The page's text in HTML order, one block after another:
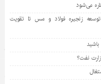
توسعه زنجیره فولاد و مس تا تقویت
نفت؟